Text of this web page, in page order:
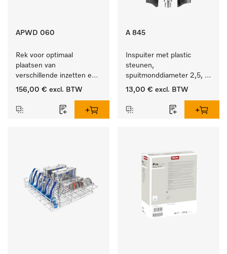
APWD 060
Rek voor optimaal
plaatsen van
verschillende inzetten en
zeefschalen.
156,00 € excl. BTW
A 845
Inspuiter met plastic
steunen,
spuitmonddiameter 2,5,
lengte 125 mm, 1 stuk.
13,00 € excl. BTW